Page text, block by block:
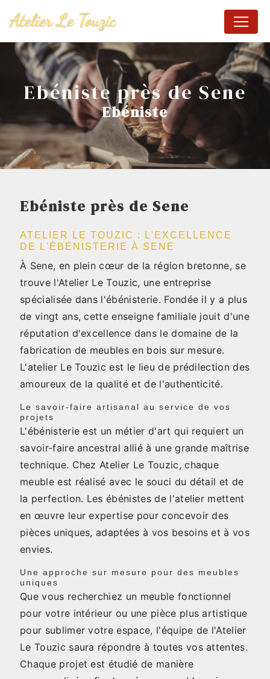
Ebéniste près de Sene
Ebéniste
Ebéniste près de Sene
ATELIER LE TOUZIC : L'EXCELLENCE
DE L'ÉBÉNISTERIE À SENE
À Sene, en plein cœur de la région bretonne, se
trouve l'Atelier Le Touzic, une entreprise
spécialisée dans l'ébénisterie. Fondée il y a plus
de vingt ans, cette enseigne familiale jouit d'une
réputation d'excellence dans le domaine de la
fabrication de meubles en bois sur mesure.
L'atelier Le Touzic est le lieu de prédilection des
amoureux de la qualité et de l'authenticité.
Le savoir-faire artisanal au service de vos
projets
L'ébénisterie est un métier d'art qui requiert un
savoir-faire ancestral allié à une grande maîtrise
technique. Chez Atelier Le Touzic, chaque
meuble est réalisé avec le souci du détail et de
la perfection. Les ébénistes de l'atelier mettent
en œuvre leur expertise pour concevoir des
pièces uniques, adaptées à vos besoins et à vos
envies.
Une approche sur mesure pour des meubles
uniques
Que vous recherchiez un meuble fonctionnel
pour votre intérieur ou une pièce plus artistique
pour sublimer votre espace, l'équipe de l'Atelier
Le Touzic saura répondre à toutes vos attentes.
Chaque projet est étudié de manière